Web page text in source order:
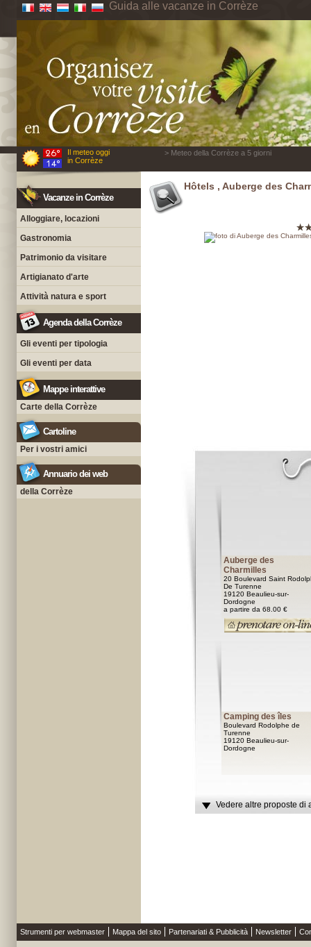
Guida alle vacanze in Corrèze
Il meteo oggi
in Corrèze
> Meteo della Corrèze a 5 giorni
Vacanze in Corrèze
Alloggiare, locazioni
Gastronomia
Patrimonio da visitare
Artigianato d'arte
Attività natura e sport
Agenda della Corrèze
Gli eventi per tipologia
Gli eventi per data
Mappe interattive
Carte della Corrèze
Cartoline
Per i vostri amici
Annuario dei web
della Corrèze
Hôtels , Auberge des
Auberge des
Charmilles
20 Boulevard Saint
De Turenne
19120 Beaulieu-sur-
Dordogne
a partire da 68.00 €
Camping des îles
Boulevard Rodolphe de
Turenne
19120 Beaulieu-sur-
Dordogne
Vedere altre proposte di
Strumenti per webmaster Mappa del sito Partenariati & Pubblicità Newsletter